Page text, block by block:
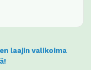
laajin valikoima